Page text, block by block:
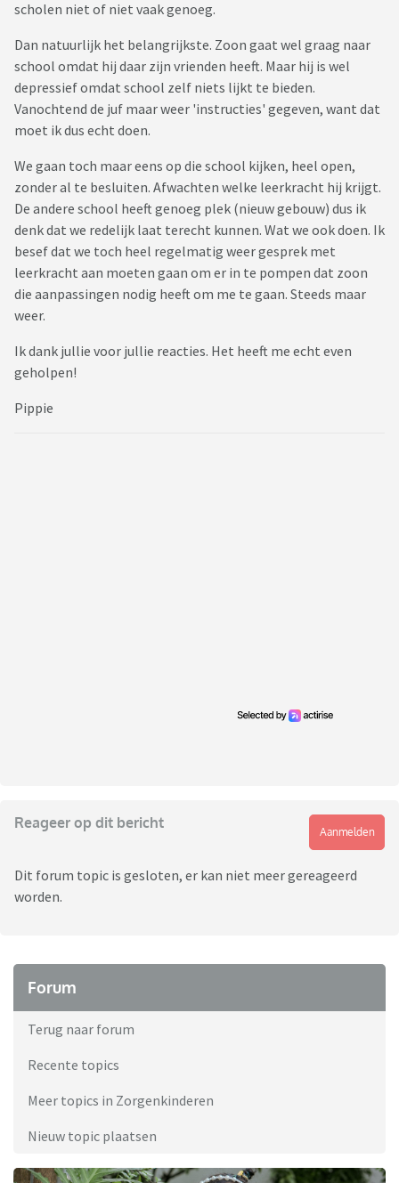
scholen niet of niet vaak genoeg.
Dan natuurlijk het belangrijkste. Zoon gaat wel graag naar
school omdat hij daar zijn vrienden heeft. Maar hij is wel
depressief omdat school zelf niets lijkt te bieden.
Vanochtend de juf maar weer 'instructies' gegeven, want dat
moet ik dus echt doen.
We gaan toch maar eens op die school kijken, heel open,
zonder al te besluiten. Afwachten welke leerkracht hij krijgt.
De andere school heeft genoeg plek (nieuw gebouw) dus ik
denk dat we redelijk laat terecht kunnen. Wat we ook doen. Ik
besef dat we toch heel regelmatig weer gesprek met
leerkracht aan moeten gaan om er in te pompen dat zoon
die aanpassingen nodig heeft om me te gaan. Steeds maar
weer.
Ik dank jullie voor jullie reacties. Het heeft me echt even
geholpen!
Pippie
Reageer op dit bericht
Aanmelden
Dit forum topic is gesloten, er kan niet meer gereageerd
worden.
Forum
Terug naar forum
Recente topics
Meer topics in Zorgenkinderen
Nieuw topic plaatsen